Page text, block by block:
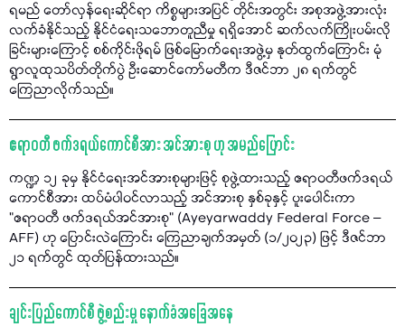
ရမည် တော်လှန်ရေးဆိုင်ရာ ကိစ္စများအပြင် တိုင်းအတွင်း အစုအဖွဲ့အားလုံး
လက်ခံနိုင်သည့် နိုင်ငံရေးသဘောတူညီမှု ရရှိအောင် ဆက်လက်ကြိုးပမ်းလို
ခြင်းများကြောင့် စစ်ကိုင်းဖိုရမ် ဖြစ်မြောက်ရေးအဖွဲ့မှ နုတ်ထွက်ကြောင်း မုံ
ရွာလူထုသပိတ်တိုက်ပွဲ ဦးဆောင်ကော်မတီက ဒီဇင်ဘာ ၂၈ ရက်တွင်
ကြေညာလိုက်သည်။
ဧရာဝတီ ဖက်ဒရယ်ကောင်စီအား အင်အားစု ဟု အမည်ပြောင်း
ကဏ္ဍ ၁၂ ခုမှ နိုင်ငံရေးအင်အားစုများဖြင့် စုဖွဲ့ထားသည့် ဧရာဝတီဖက်ဒရယ်
ကောင်စီအား ထပ်မံပါဝင်လာသည့် အင်အားစု နှစ်ခုနှင့် ပူးပေါင်းကာ
"ဧရာဝတီ ဖက်ဒရယ်အင်အားစု" (Ayeyarwaddy Federal Force –
AFF) ဟု ပြောင်းလဲကြောင်း ကြေညာချက်အမှတ် (၁/၂၀၂၃) ဖြင့် ဒီဇင်ဘာ
၂၁ ရက်တွင် ထုတ်ပြန်ထားသည်။
ချင်းပြည်ကောင်စီ ဖွဲ့စည်းမှု နောက်ခံအခြေအနေ